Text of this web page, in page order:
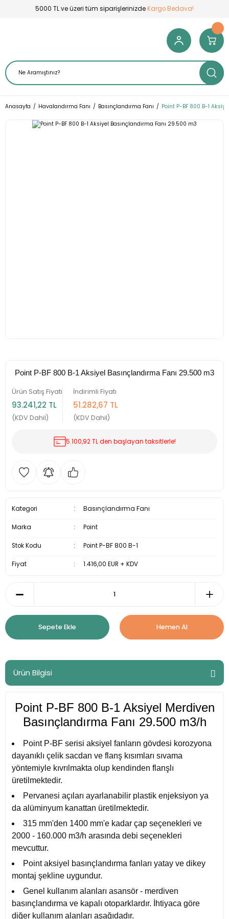
5000 TL ve üzeri tüm siparişlerinizde Kargo Bedava!
Anasayfa Havalandırma Fanı Basınçlandırma Fanı Point P-BF 800 B-1
Point P-BF 800 B-1 Aksiyel Basınçlandırma Fanı 29.500 m3
İndirimli Fiyatı
51.282,67 TL
(KDV Dahil)
Ürün Satış Fiyatı
93.241,22 TL
(KDV Dahil)
5.100,92 TL den başlayan taksitlerle!
Kategori Basınçlandırma Fanı
Marka Point
Stok Kodu Point P-BF 800 B-1
Fiyat 1.416,00 EUR + KDV
Sepete Ekle Hemen Al
Ürün Bilgisi
Point P-BF 800 B-1 Aksiyel Merdiven
Basınçlandırma Fanı 29.500 m3/h
Point P-BF serisi aksiyel fanların gövdesi korozyona
dayanıklı çelik sacdan ve flanş kısımları sıvama
yöntemiyle kıvrılmakta olup kendinden flanşlı
üretilmektedir.
Pervanesi açıları ayarlanabilir plastik enjeksiyon ya
da alüminyum kanattan üretilmektedir.
315 mm'den 1400 mm'e kadar çap seçenekleri ve
2000 - 160.000 m3/h arasında debi seçenekleri
mevcuttur.
Point aksiyel basınçlandırma fanları yatay ve dikey
montaj şekline uygundur.
Genel kullanım alanları asansör - merdiven
basınçlandırma ve kapalı otoparklardır. İhtiyaca göre
diğer kullanım alanları aşağıdadır.